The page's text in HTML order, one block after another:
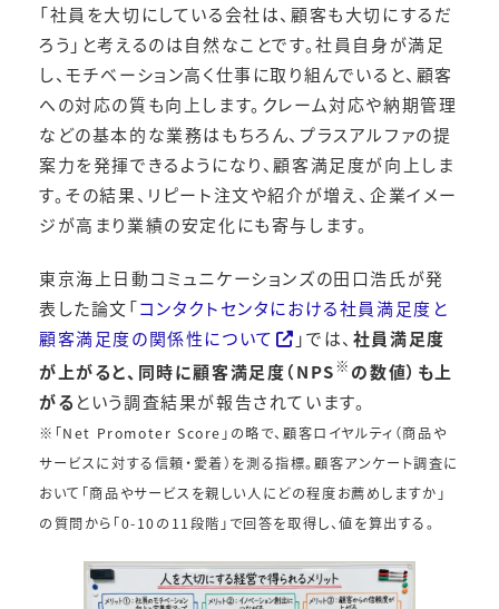
「社員を大切にしている会社は、顧客も大切にするだ
ろう」と考えるのは自然なことです。社員自身が満足
し、モチベーション高く仕事に取り組んでいると、顧客
への対応の質も向上します。クレーム対応や納期管理
などの基本的な業務はもちろん、プラスアルファの提
案力を発揮できるようになり、顧客満足度が向上しま
す。その結果、リピート注文や紹介が増え、企業イメー
ジが高まり業績の安定化にも寄与します。
東京海上日動コミュニケーションズの田口浩氏が発
表した論文「コンタクトセンタにおける社員満足度と
顧客満足度の関係性について
」では、 社員満足度
が上がると、同時に顧客満足度（NPS ※ の数値）も上
がる という調査結果が報告されています。
※「Net Promoter Score」の略で、顧客ロイヤルティ（商品や
サービスに対する信頼・愛着）を測る指標。顧客アンケート調査に
おいて「商品やサービスを親しい人にどの程度お薦めしますか」
の質問から「0-10の11段階」で回答を取得し、値を算出する。